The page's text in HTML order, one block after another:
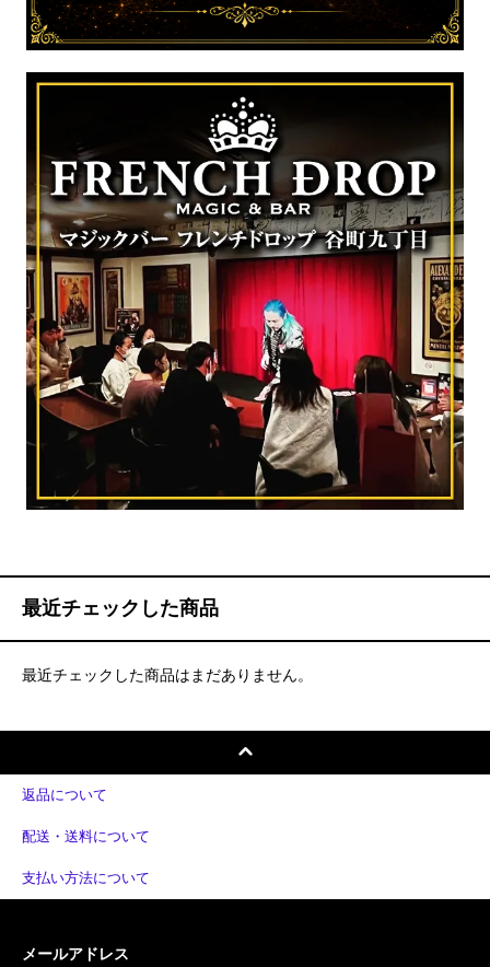
最近チェックした商品
最近チェックした商品はまだありません。
返品について
配送・送料について
支払い方法について
メールアドレス